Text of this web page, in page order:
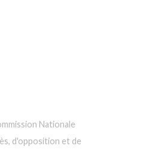
Nationale
d'opposition et de